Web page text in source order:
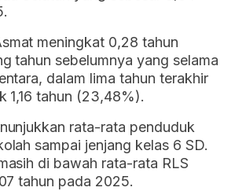
meningkat 0,28 tahun
tahun sebelumnya yang selama
dalam lima tahun terakhir
1,16 tahun (23,48%).
rata-rata penduduk
sampai jenjang kelas 6 SD.
di bawah rata-rata RLS
tahun pada 2025.